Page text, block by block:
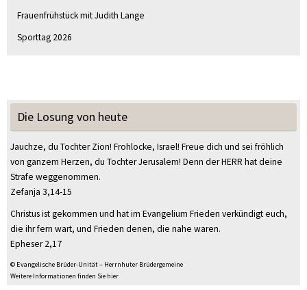
Frauenfrühstück mit Judith Lange
Sporttag 2026
Die Losung von heute
Jauchze, du Tochter Zion! Frohlocke, Israel! Freue dich und sei fröhlich
von ganzem Herzen, du Tochter Jerusalem! Denn der HERR hat deine
Strafe weggenommen.
Zefanja 3,14-15
Christus ist gekommen und hat im Evangelium Frieden verkündigt euch,
die ihr fern wart, und Frieden denen, die nahe waren.
Epheser 2,17
© Evangelische Brüder-Unität – Herrnhuter Brüdergemeine
Weitere Informationen finden Sie hier